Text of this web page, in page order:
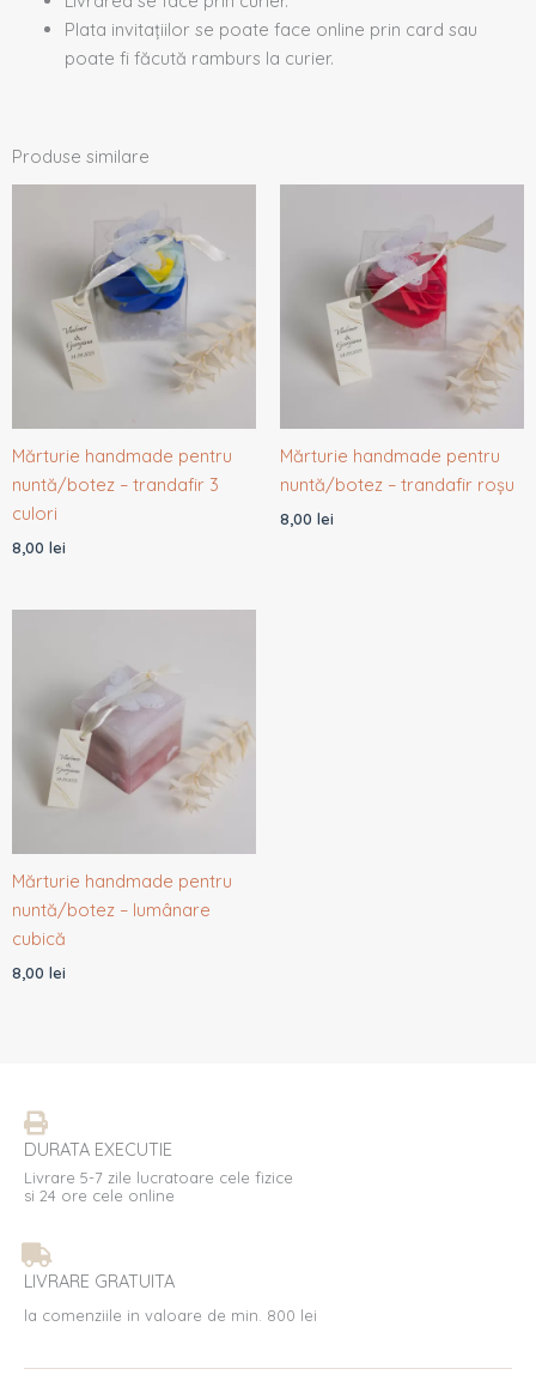
Plata invitațiilor se poate face online prin card sau
poate fi făcută ramburs la curier.
Produse similare
Mărturie handmade pentru
nuntă/botez – trandafir 3
culori
8,00 lei
Mărturie handmade pentru
nuntă/botez – trandafir roșu
8,00 lei
Mărturie handmade pentru
nuntă/botez – lumânare
cubică
8,00 lei
DURATA EXECUTIE
Livrare 5-7 zile lucratoare cele fizice
si 24 ore cele online
LIVRARE GRATUITA
la comenziile in valoare de min. 800 lei